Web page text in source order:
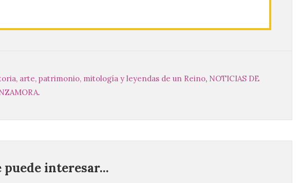
arte, patrimonio, mitología y leyendas de un Reino, NOTICIAS DE
ZAMORA.
puede interesar...